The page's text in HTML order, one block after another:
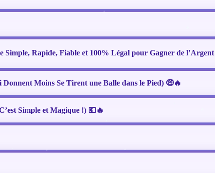
Rapide, Fiable et 100% Légal pour Gagner de
Moins Se Tirent une Balle dans le Pied) 🤑🔥
Simple et Magique !) 💶🔥